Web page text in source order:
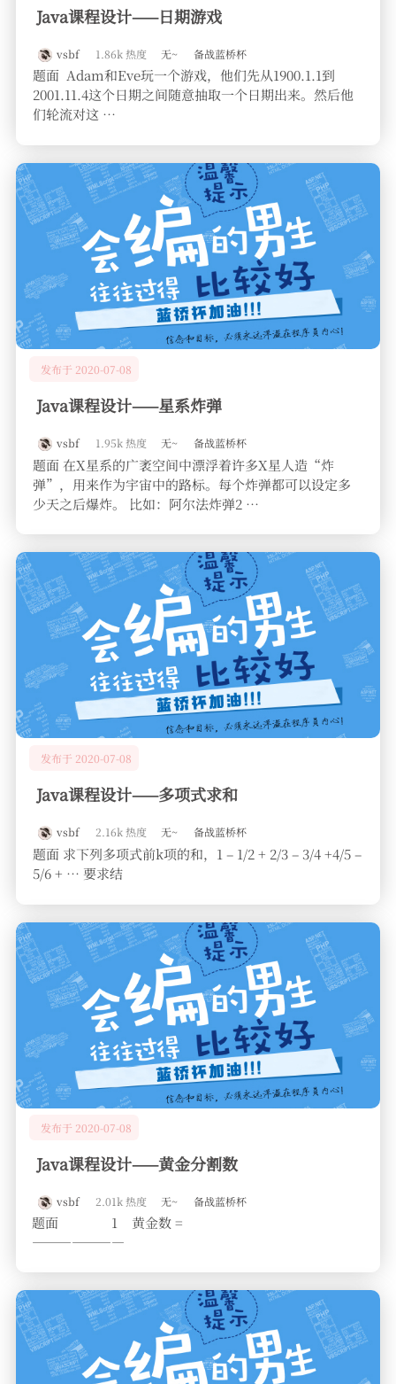
Java课程设计——日期游戏
vsbf 1.86k 热度 无~ 备战蓝桥杯
题面 Adam和Eve玩一个游戏，他们先从1900.1.1到
2001.11.4这个日期之间随意抽取一个日期出来。然后他
们轮流对这 …
发布于 2020-07-08
Java课程设计——星系炸弹
vsbf 1.95k 热度 无~ 备战蓝桥杯
题面 在X星系的广袤空间中漂浮着许多X星人造“炸
弹”，用来作为宇宙中的路标。每个炸弹都可以设定多
少天之后爆炸。 比如：阿尔法炸弹2 …
发布于 2020-07-08
Java课程设计——多项式求和
vsbf 2.16k 热度 无~ 备战蓝桥杯
题面 求下列多项式前k项的和，1 – 1/2 + 2/3 – 3/4 +4/5 –
5/6 + … 要求结
发布于 2020-07-08
Java课程设计——黄金分割数
vsbf 2.01k 热度 无~ 备战蓝桥杯
题面 1 黄金数 =
———————